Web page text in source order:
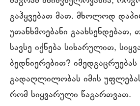
გაჰყვებათ მათ. მხოლოდ
უთანხმოებანი გაახსენდებათ,
სავსე იქნება სიხარულით,
ბედნიერებით?
გადაღლილობას იმის
რომ სიყვარული წაგართვათ.